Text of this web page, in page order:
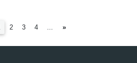
(current)
2 3 4 »